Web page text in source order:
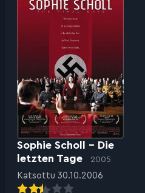
Sophie Scholl – Die
letzten Tage
2005
Katsottu 30.10.2006